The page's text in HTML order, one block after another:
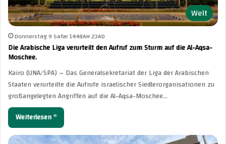
Welt
Donnerstag 9 Safar 1448AH 23AD
Die Arabische Liga verurteilt den Aufruf zum Sturm auf die Al-Aqsa-
Moschee.
Kairo (UNA/SPA) – Das Generalsekretariat der Liga der Arabischen
Staaten verurteilte die Aufrufe israelischer Siedlerorganisationen zu
großangelegten Angriffen auf die Al-Aqsa-Moschee…
Weiterlesen "